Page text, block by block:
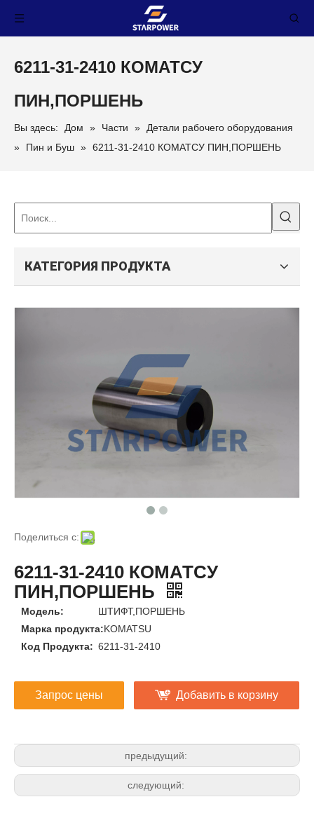
6211-31-2410 КОМАТСУ
ПИН,ПОРШЕНЬ
Вы здесь: Дом » Части »
Детали рабочего оборудования
»
Пин и Буш » 6211-31-2410 КОМАТСУ ПИН,ПОРШЕНЬ
КАТЕГОРИЯ ПРОДУКТА
Поделиться с:
6211-31-2410 КОМАТСУ
ПИН,ПОРШЕНЬ
Модель:
ШТИФТ,ПОРШЕНЬ
Марка продукта:KOMATSU
Код Продукта: 6211-31-2410
Запрос цены Добавить в корзину
предыдущий:
следующий: